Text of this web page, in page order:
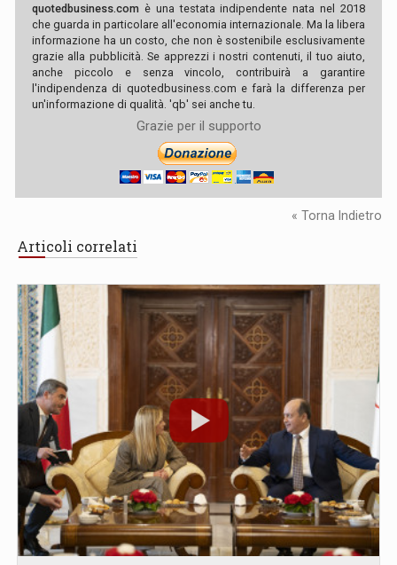
quotedbusiness.com è una testata indipendente nata nel 2018
che guarda in particolare all'economia internazionale. Ma la libera
informazione ha un costo, che non è sostenibile esclusivamente
grazie alla pubblicità. Se apprezzi i nostri contenuti, il tuo aiuto,
anche piccolo e senza vincolo, contribuirà a garantire
l'indipendenza di quotedbusiness.com e farà la differenza per
un'informazione di qualità. 'qb' sei anche tu.
Grazie per il supporto
« Torna Indietro
Articoli correlati